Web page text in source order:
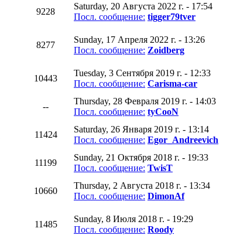
9228
Saturday, 20 Августа 2022 г. - 17:54
Посл. сообщение: tigger79tver
8277
Sunday, 17 Апреля 2022 г. - 13:26
Посл. сообщение: Zoidberg
10443
Tuesday, 3 Сентября 2019 г. - 12:33
Посл. сообщение: Carisma-car
--
Thursday, 28 Февраля 2019 г. - 14:03
Посл. сообщение: tyCooN
11424
Saturday, 26 Января 2019 г. - 13:14
Посл. сообщение: Egor_Andreevich
11199
Sunday, 21 Октября 2018 г. - 19:33
Посл. сообщение: TwisT
10660
Thursday, 2 Августа 2018 г. - 13:34
Посл. сообщение: DimonAf
11485
Sunday, 8 Июля 2018 г. - 19:29
Посл. сообщение: Roody